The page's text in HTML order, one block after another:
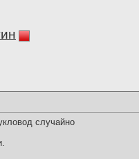
случайно